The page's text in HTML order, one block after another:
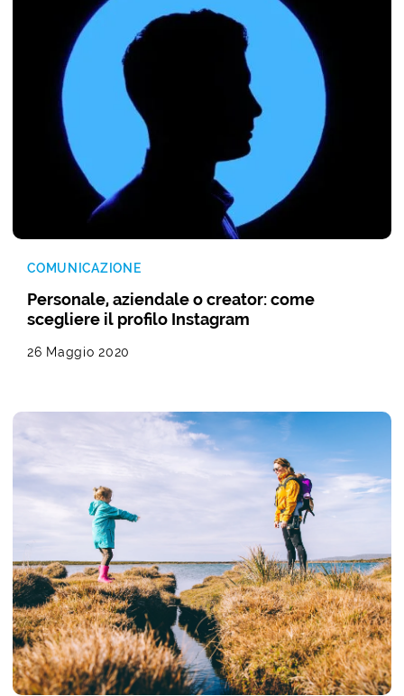
COMUNICAZIONE
Personale, aziendale o creator: come
scegliere il profilo Instagram
26 Maggio 2020